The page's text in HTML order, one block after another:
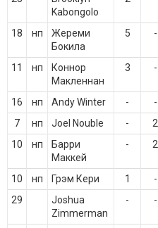
Kabongolo
18 нп
Жереми
Бокила
5 -
11 нп
Коннор
Макленнан
3 -
16 нп Andy Winter - -
7
нп Joel Nouble - 2
10
нп
Барри
Маккей
- 2
10 нп Грэм Кери 1 -
29
Joshua
Zimmerman
- -